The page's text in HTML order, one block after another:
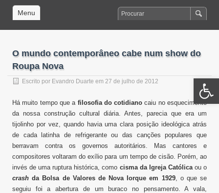
Menu
O mundo contemporâneo cabe num show do
Roupa Nova
Escrito por Evandro Duarte em 27 de julho de 2012
Há muito tempo que a filosofia do cotidiano caiu no esquecimento
da nossa construção cultural diária. Antes, parecia que era um
tijolinho por vez, quando havia uma clara posição ideológica atrás
de cada latinha de refrigerante ou das canções populares que
berravam contra os governos autoritários. Mas cantores e
compositores voltaram do exílio para um tempo de cisão. Porém, ao
invés de uma ruptura histórica, como cisma da Igreja Católicaou o
crash da Bolsa de Valores de Nova Iorque em 1929, o que se
seguiu foi a abertura de um buraco no pensamento. A vala,